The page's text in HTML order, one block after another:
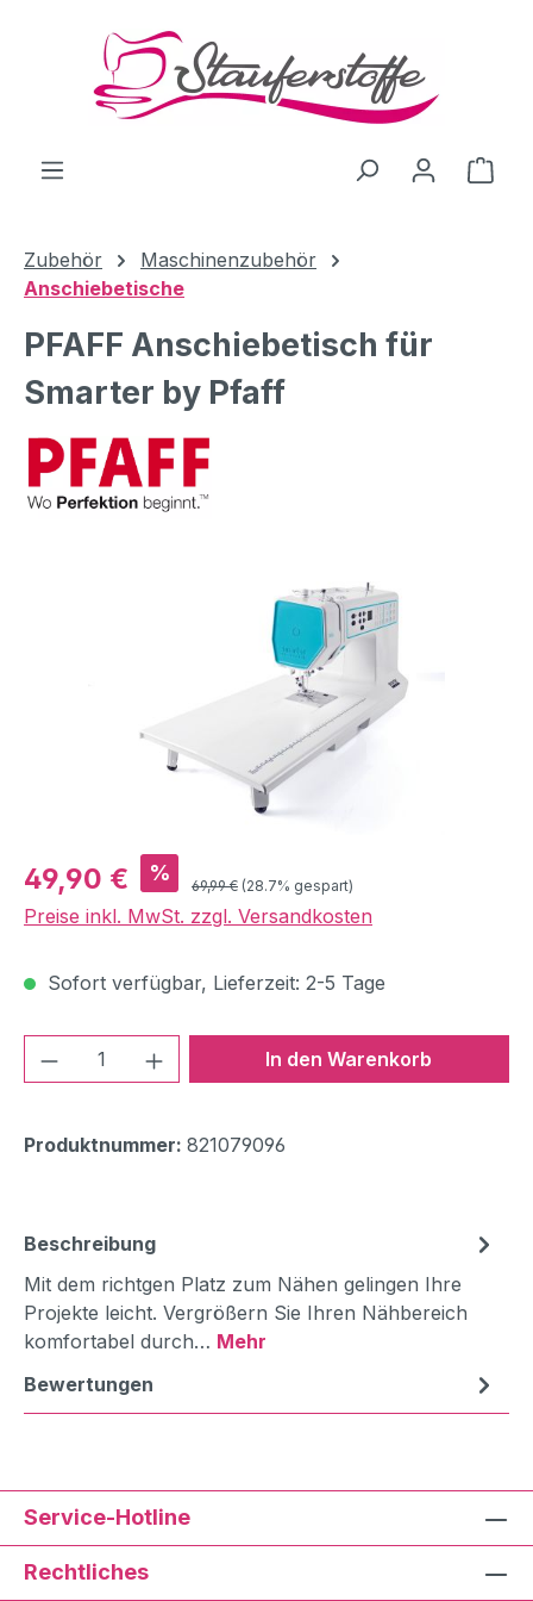
Zum Hauptinhalt springen
Zubehör
Maschinenzubehör
Anschiebetische
PFAFF Anschiebetisch für
Smarter by Pfaff
Verkaufspreis:
49,90 € % Regulärer Preis:
69,99 € (28.7% gespart)
Preise inkl. MwSt. zzgl. Versandkosten
Sofort verfügbar, Lieferzeit: 2-5 Tage
Produkt Anzahl: Gib denIn den Warenkorb
Produktnummer: 821079096
Beschreibung
Mit dem richtgen Platz zum Nähen gelingen Ihre
Projekte leicht. Vergrößern Sie Ihren Nähbereich
komfortabel durch… Mehr
Bewertungen
Service-Hotline
Rechtliches